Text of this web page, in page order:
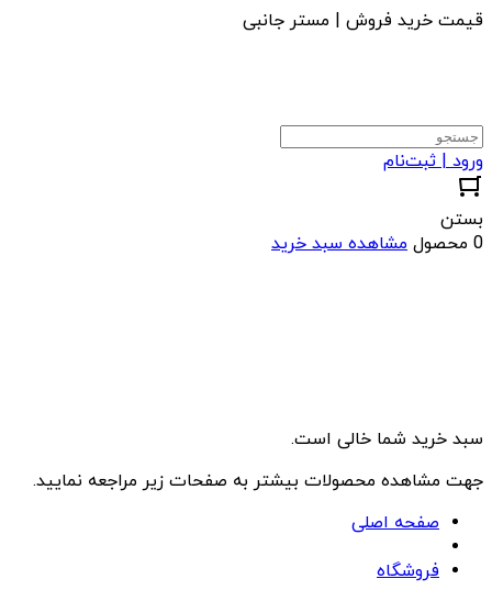
قیمت خرید فروش | مستر جانبی
ورود | ثبت‌نام
بستن
0 محصول
مشاهده سبد خرید
سبد خرید شما خالی است.
جهت مشاهده محصولات بیشتر به صفحات زیر مراجعه نمایید.
صفحه اصلی
فروشگاه